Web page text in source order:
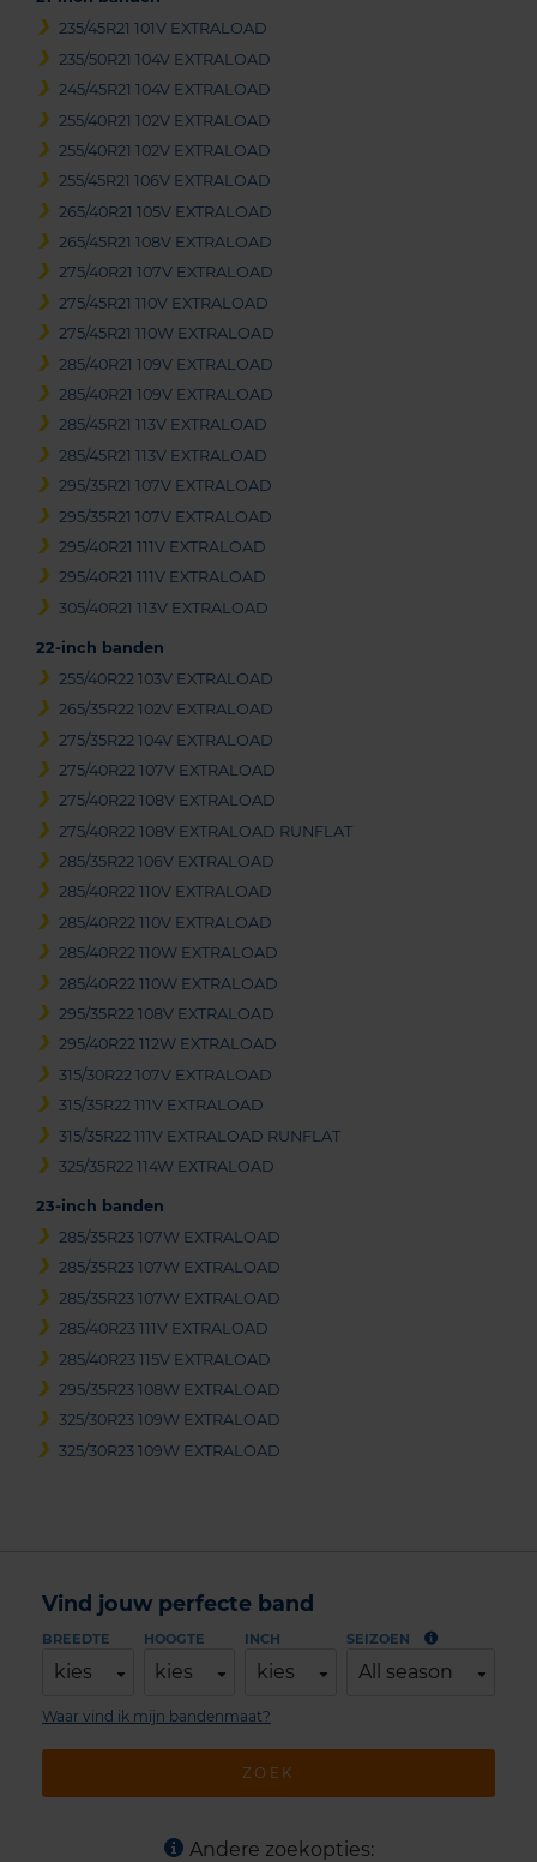
235/45R21 101V EXTRALOAD
235/50R21 104V EXTRALOAD
245/45R21 104V EXTRALOAD
255/40R21 102V EXTRALOAD
255/40R21 102V EXTRALOAD
255/45R21 106V EXTRALOAD
265/40R21 105V EXTRALOAD
265/45R21 108V EXTRALOAD
275/40R21 107V EXTRALOAD
275/45R21 110V EXTRALOAD
275/45R21 110W EXTRALOAD
285/40R21 109V EXTRALOAD
285/40R21 109V EXTRALOAD
285/45R21 113V EXTRALOAD
285/45R21 113V EXTRALOAD
295/35R21 107V EXTRALOAD
295/35R21 107V EXTRALOAD
295/40R21 111V EXTRALOAD
295/40R21 111V EXTRALOAD
305/40R21 113V EXTRALOAD
22-inch banden
255/40R22 103V EXTRALOAD
265/35R22 102V EXTRALOAD
275/35R22 104V EXTRALOAD
275/40R22 107V EXTRALOAD
275/40R22 108V EXTRALOAD
275/40R22 108V EXTRALOAD RUNFLAT
285/35R22 106V EXTRALOAD
285/40R22 110V EXTRALOAD
285/40R22 110V EXTRALOAD
285/40R22 110W EXTRALOAD
285/40R22 110W EXTRALOAD
295/35R22 108V EXTRALOAD
295/40R22 112W EXTRALOAD
315/30R22 107V EXTRALOAD
315/35R22 111V EXTRALOAD
315/35R22 111V EXTRALOAD RUNFLAT
325/35R22 114W EXTRALOAD
23-inch banden
285/35R23 107W EXTRALOAD
285/35R23 107W EXTRALOAD
285/35R23 107W EXTRALOAD
285/40R23 111V EXTRALOAD
285/40R23 115V EXTRALOAD
295/35R23 108W EXTRALOAD
325/30R23 109W EXTRALOAD
325/30R23 109W EXTRALOAD
Vind jouw perfecte band
BREEDTE
kies
HOOGTE
kies
INCH
kies
SEIZOEN
All season
ZOEK
Waar vind ik mijn bandenmaat?
Andere zoekopties: